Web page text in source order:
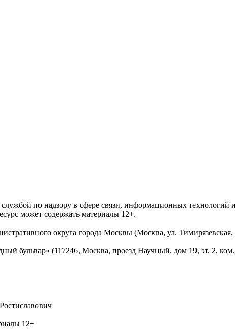
службой по надзору в сфере связи, информационных
может содержать материалы 12+.
округа города Москвы (Москва, ул. Тимирязевская,
бульвар» (117246, Москва, проезд Научный, дом 19, эт. 2,
12+